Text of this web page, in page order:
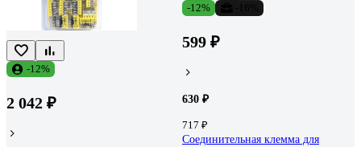
-12%
2 042 ₽
-12%
599 ₽
630 ₽
717 ₽
Соединительная клемма для